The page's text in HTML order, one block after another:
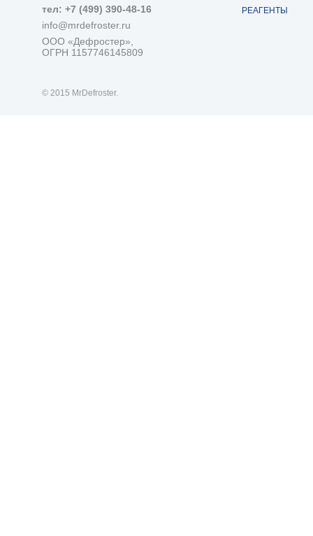
тел: +7 (499) 390-48-16
info@mrdefroster.ru
ООО «Дефростер»,
ОГРН 1157746145809
© 2015 MrDefroster.
РЕАГЕНТЫ